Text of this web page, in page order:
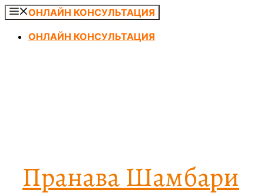
Перейти
содержимому
ОНЛАЙН КОНСУЛЬТАЦИЯ
ОНЛАЙН КОНСУЛЬТАЦИЯ
Пранава Шамбари